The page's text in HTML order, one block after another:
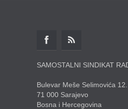
SAMOSTALNI SINDIKAT
Bulevar Meše Selimovića 12.
71 000 Sarajevo
Bosna i Hercegovina